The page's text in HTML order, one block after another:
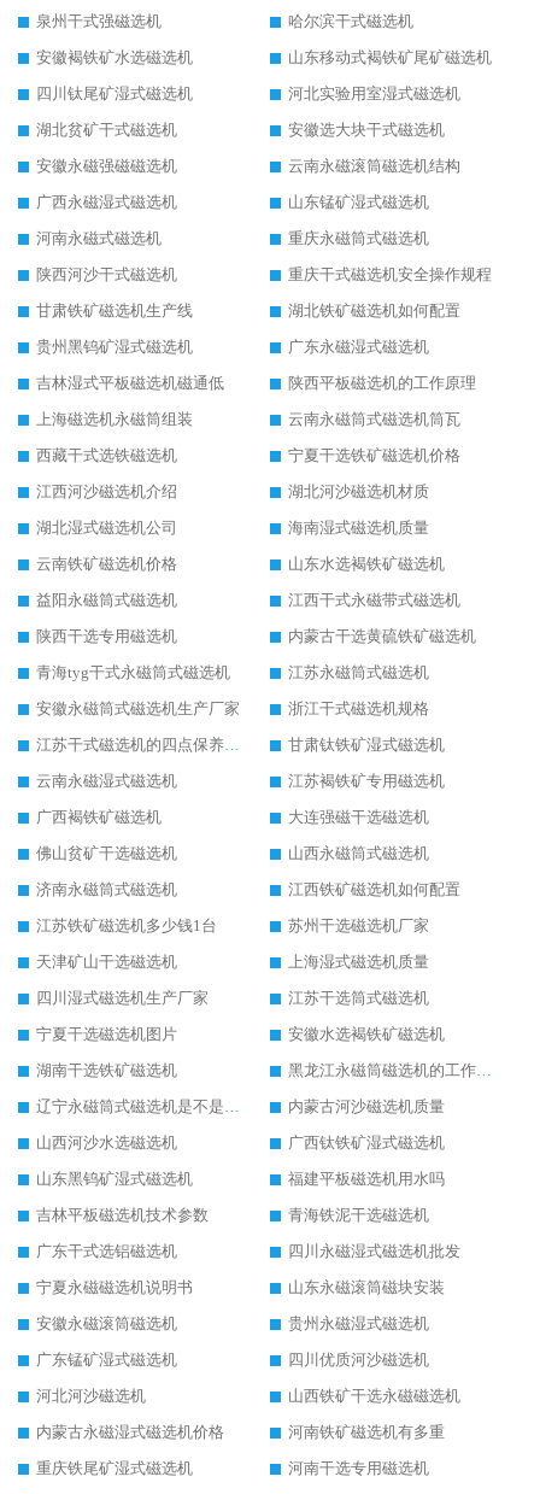
泉州干式强磁选机
哈尔滨干式磁选机
安徽褐铁矿水选磁选机
山东移动式褐铁矿尾矿磁选机
四川钛尾矿湿式磁选机
河北实验用室湿式磁选机
湖北贫矿干式磁选机
安徽选大块干式磁选机
安徽永磁强磁磁选机
云南永磁滚筒磁选机结构
广西永磁湿式磁选机
山东锰矿湿式磁选机
河南永磁式磁选机
重庆永磁筒式磁选机
陕西河沙干式磁选机
重庆干式磁选机安全操作规程
甘肃铁矿磁选机生产线
湖北铁矿磁选机如何配置
贵州黑钨矿湿式磁选机
广东永磁湿式磁选机
吉林湿式平板磁选机磁通低
陕西平板磁选机的工作原理
上海磁选机永磁筒组装
云南永磁筒式磁选机筒瓦
西藏干式选铁磁选机
宁夏干选铁矿磁选机价格
江西河沙磁选机介绍
湖北河沙磁选机材质
湖北湿式磁选机公司
海南湿式磁选机质量
云南铁矿磁选机价格
山东水选褐铁矿磁选机
益阳永磁筒式磁选机
江西干式永磁带式磁选机
陕西干选专用磁选机
内蒙古干选黄硫铁矿磁选机
青海tyg干式永磁筒式磁选机
江苏永磁筒式磁选机
安徽永磁筒式磁选机生产厂家
浙江干式磁选机规格
江苏干式磁选机的四点保养秘籍
甘肃钛铁矿湿式磁选机
云南永磁湿式磁选机
江苏褐铁矿专用磁选机
广西褐铁矿磁选机
大连强磁干选磁选机
佛山贫矿干选磁选机
山西永磁筒式磁选机
济南永磁筒式磁选机
江西铁矿磁选机如何配置
江苏铁矿磁选机多少钱1台
苏州干选磁选机厂家
天津矿山干选磁选机
上海湿式磁选机质量
四川湿式磁选机生产厂家
江苏干选筒式磁选机
宁夏干选磁选机图片
安徽水选褐铁矿磁选机
湖南干选铁矿磁选机
黑龙江永磁筒磁选机的工作原理
辽宁永磁筒式磁选机是不是强磁
内蒙古河沙磁选机质量
山西河沙水选磁选机
广西钛铁矿湿式磁选机
山东黑钨矿湿式磁选机
福建平板磁选机用水吗
吉林平板磁选机技术参数
青海铁泥干选磁选机
广东干式选铝磁选机
四川永磁湿式磁选机批发
宁夏永磁磁选机说明书
山东永磁滚筒磁块安装
安徽永磁滚筒磁选机
贵州永磁湿式磁选机
广东锰矿湿式磁选机
四川优质河沙磁选机
河北河沙磁选机
山西铁矿干选永磁磁选机
内蒙古永磁湿式磁选机价格
河南铁矿磁选机有多重
重庆铁尾矿湿式磁选机
河南干选专用磁选机